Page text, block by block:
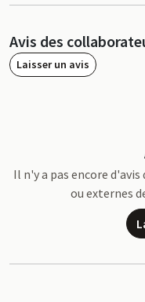
Avis des
Laisser un avis
Il n'y a pas encore
ou externes